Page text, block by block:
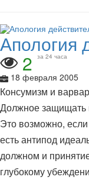
Апология
2 за 24 часа
18 февраля 2005
Консумизм и
Должное защищать
Это возможно, если
есть антипод
должном и
глубокому